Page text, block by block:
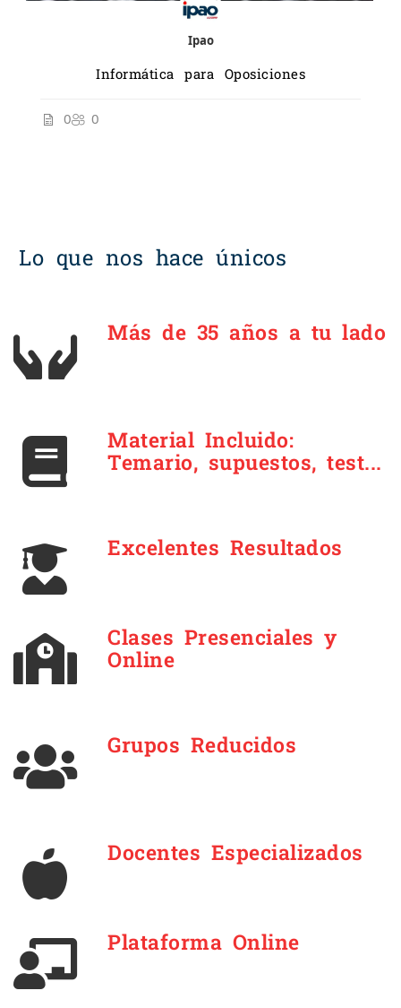
Ipao
Informática para Oposiciones
0 0
Lo que nos hace únicos
Más de 35 años a tu lado
Material Incluido:
Temario, supuestos, test...
Excelentes Resultados
Clases Presenciales y
Online
Grupos Reducidos
Docentes Especializados
Plataforma Online